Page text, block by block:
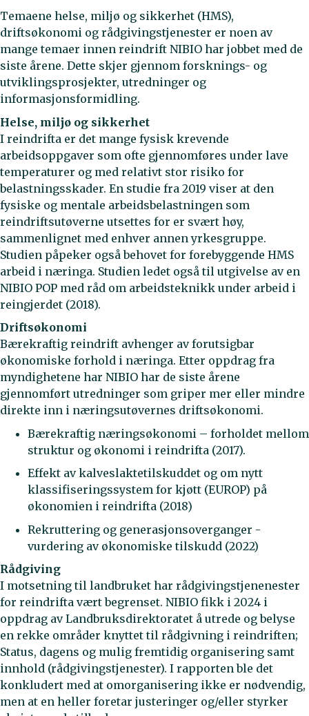
Temaene helse, miljø og sikkerhet (HMS),
driftsøkonomi og rådgivingstjenester er noen av
mange temaer innen reindrift NIBIO har jobbet med de
siste årene. Dette skjer gjennom forsknings- og
utviklingsprosjekter, utredninger og
informasjonsformidling.
Helse, miljø og sikkerhet
I reindrifta er det mange fysisk krevende
arbeidsoppgaver som ofte gjennomføres under lave
temperaturer og med relativt stor risiko for
belastningsskader. En studie fra 2019 viser at den
fysiske og mentale arbeidsbelastningen som
reindriftsutøverne utsettes for er svært høy,
sammenlignet med enhver annen yrkesgruppe.
Studien påpeker også behovet for forebyggende HMS
arbeid i næringa. Studien ledet også til utgivelse av en
NIBIO POP med råd om arbeidsteknikk under arbeid i
reingjerdet (2018).
Driftsøkonomi
Bærekraftig reindrift avhenger av forutsigbar
økonomiske forhold i næringa. Etter oppdrag fra
myndighetene har NIBIO har de siste årene
gjennomført utredninger som griper mer eller mindre
direkte inn i næringsutøvernes driftsøkonomi.
Bærekraftig næringsøkonomi – forholdet mellom
struktur og økonomi i reindrifta (2017).
Effekt av kalveslaktetilskuddet og om nytt
klassifiseringssystem for kjøtt (EUROP) på
økonomien i reindrifta (2018)
Rekruttering og generasjonsoverganger -
vurdering av økonomiske tilskudd (2022)
Rådgiving
I motsetning til landbruket har rådgivingstjenenester
for reindrifta vært begrenset. NIBIO fikk i 2024 i
oppdrag av Landbruksdirektoratet å utrede og belyse
en rekke områder knyttet til rådgivning i reindriften;
Status, dagens og mulig fremtidig organisering samt
innhold (rådgivingstjenester). I rapporten ble det
konkludert med at omorganisering ikke er nødvendig,
men at en heller foretar justeringer og/eller styrker